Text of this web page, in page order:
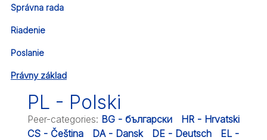
Správna rada
Riadenie
Poslanie
Právny základ
PL - Polski
Peer-categories: BG - български
HR - Hrvatski
CS - Čeština
DA - Dansk DE - Deutsch
EL -